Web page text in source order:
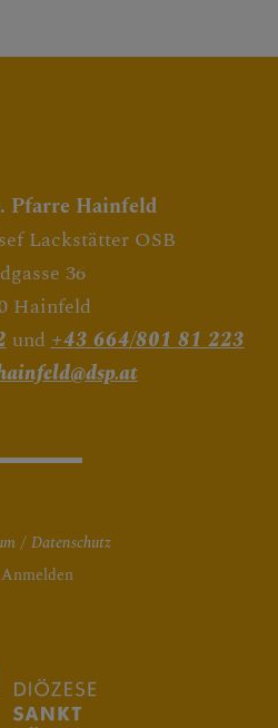
Pfarre Hainfeld
Lackstätter OSB
36
Hainfeld
und+43 664/801 81 223
Datenschutz
Anmelden